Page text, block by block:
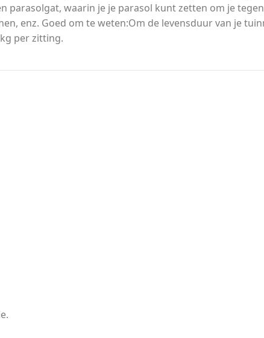
waarin je je parasol kunt zetten om je
enz. Goed om te weten:Om de levensduur van je
per zitting.